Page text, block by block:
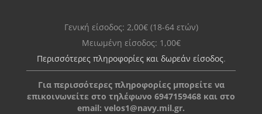
Γενική είσοδος: 2,00€ (18-64 ετών)
Μειωμένη είσοδος: 1,00€
Περισσότερες πληροφορίες και δωρεάν είσοδος.
Για περισσότερες πληροφορίες μπορείτε να
επικοινωνείτε στο τηλέφωνο 6947159468 και στο
email: velos1@navy.mil.gr.